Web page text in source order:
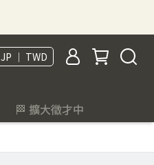
JP ｜ TWD
🏁 擴大徵才中